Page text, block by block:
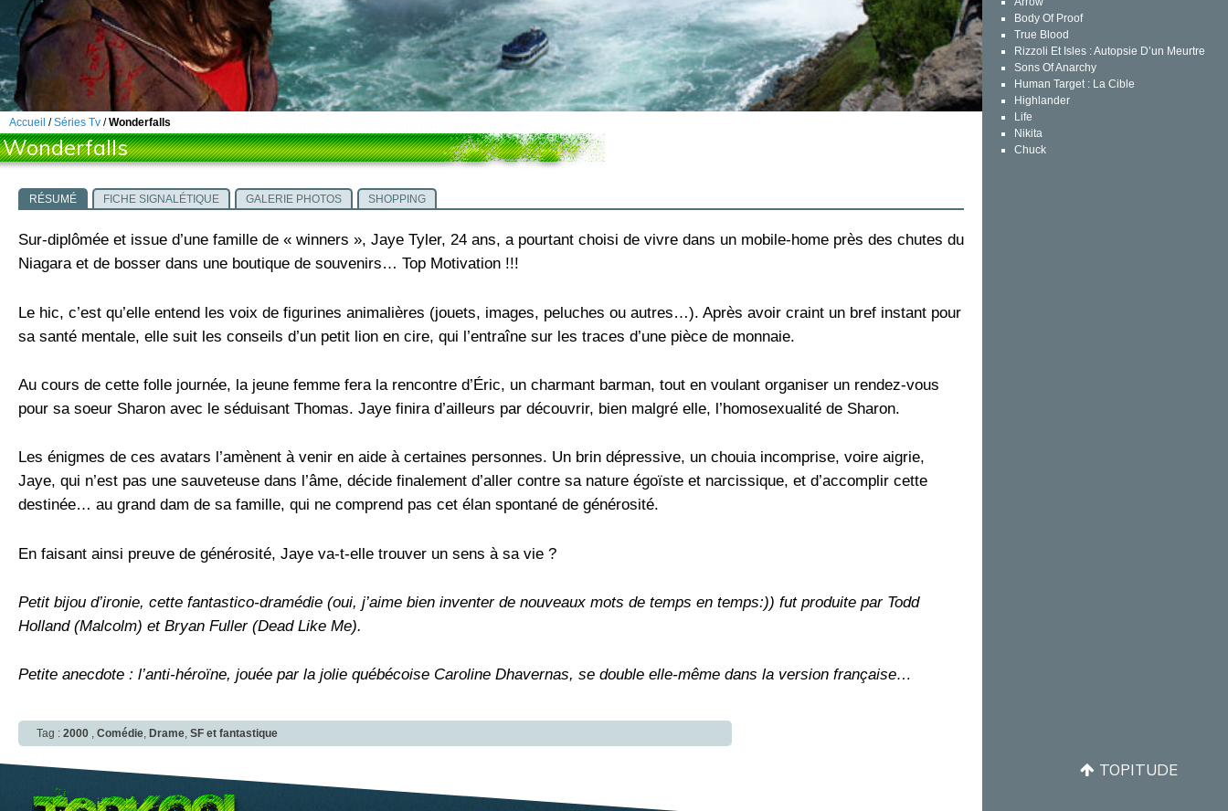
Body Of Proof
True Blood
Rizzoli Et Isles : Autopsie D’un Meurtre
Sons Of Anarchy
Human Target : La Cible
Highlander
Life
Nikita
Chuck
Accueil /Séries Tv /Wonderfalls
Wonderfalls
RÉSUMÉ FICHE SIGNALÉTIQUE GALERIE PHOTOS SHOPPING
Sur-diplômée et issue d’une famille de « winners », Jaye Tyler, 24 ans, a pourtant choisi de vivre dans un mobile-home près des chutes du
Niagara et de bosser dans une boutique de souvenirs… Top Motivation !!!
Le hic, c’est qu’elle entend les voix de figurines animalières (jouets, images, peluches ou autres…). Après avoir craint un bref instant pour
sa santé mentale, elle suit les conseils d’un petit lion en cire, qui l’entraîne sur les traces d’une pièce de monnaie.
Au cours de cette folle journée, la jeune femme fera la rencontre d’Éric, un charmant barman, tout en voulant organiser un rendez-vous
pour sa soeur Sharon avec le séduisant Thomas. Jaye finira d’ailleurs par découvrir, bien malgré elle, l’homosexualité de Sharon.
Les énigmes de ces avatars l’amènent à venir en aide à certaines personnes. Un brin dépressive, un chouia incomprise, voire aigrie,
Jaye, qui n’est pas une sauveteuse dans l’âme, décide finalement d’aller contre sa nature égoïste et narcissique, et d’accomplir cette
destinée… au grand dam de sa famille, qui ne comprend pas cet élan spontané de générosité.
En faisant ainsi preuve de générosité, Jaye va-t-elle trouver un sens à sa vie ?
Petit bijou d’ironie, cette fantastico-dramédie (oui, j’aime bien inventer de nouveaux mots de temps en temps:)) fut produite par Todd
Holland (Malcolm) et Bryan Fuller (Dead Like Me).
Petite anecdote : l’anti-héroïne, jouée par la jolie québécoise Caroline Dhavernas, se double elle-même dans la version française…
Tag : 2000 , Comédie, Drame, SF et fantastique
TOPITUDE